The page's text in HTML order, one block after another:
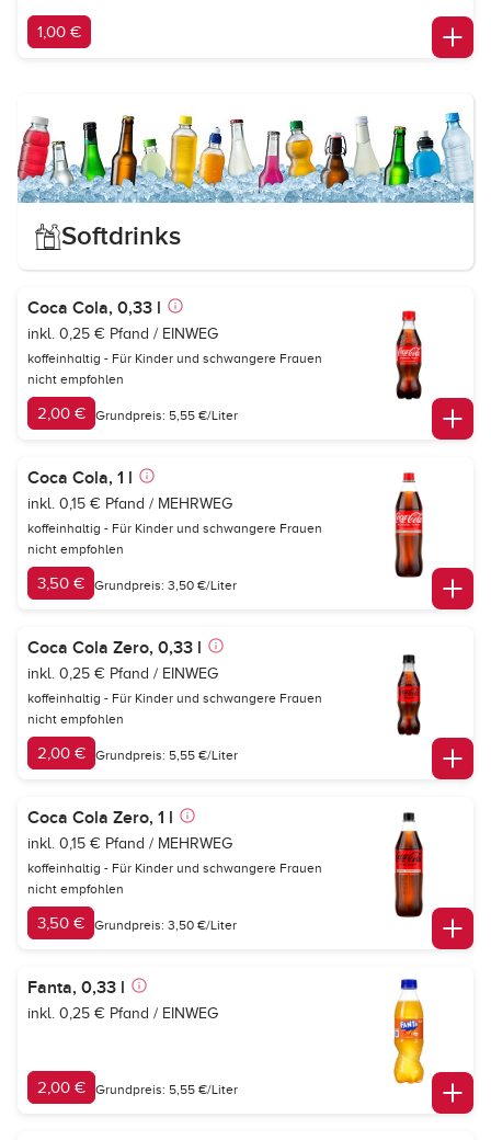
1,00 €
Softdrinks
Coca Cola, 0,33 l
inkl. 0,25 € Pfand / EINWEG
koffeinhaltig - Für Kinder und schwangere Frauen
nicht empfohlen
2,00 € Grundpreis: 5,55 €/Liter
Coca Cola, 1 l
inkl. 0,15 € Pfand / MEHRWEG
koffeinhaltig - Für Kinder und schwangere Frauen
nicht empfohlen
3,50 € Grundpreis: 3,50 €/Liter
Coca Cola Zero, 0,33 l
inkl. 0,25 € Pfand / EINWEG
koffeinhaltig - Für Kinder und schwangere Frauen
nicht empfohlen
2,00 € Grundpreis: 5,55 €/Liter
Coca Cola Zero, 1 l
inkl. 0,15 € Pfand / MEHRWEG
koffeinhaltig - Für Kinder und schwangere Frauen
nicht empfohlen
3,50 € Grundpreis: 3,50 €/Liter
Fanta, 0,33 l
inkl. 0,25 € Pfand / EINWEG
2,00 € Grundpreis: 5,55 €/Liter